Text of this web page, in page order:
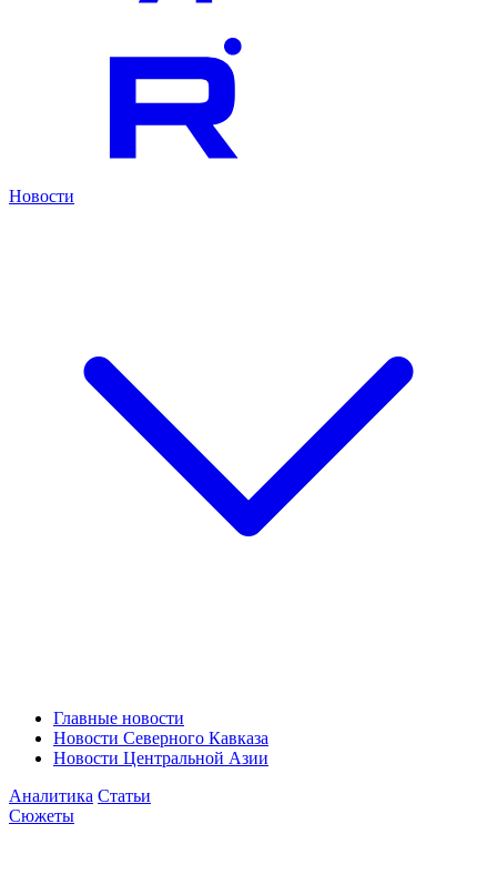
Новости
Главные новости
Новости Северного Кавказа
Новости Центральной Азии
Аналитика Статьи
Сюжеты